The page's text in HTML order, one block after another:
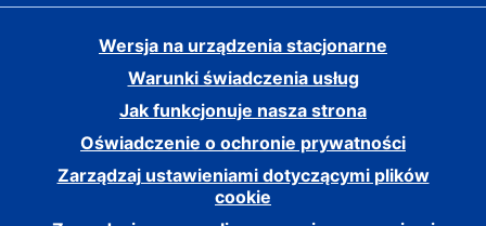
Wersja na urządzenia stacjonarne
Warunki świadczenia usług
Jak funkcjonuje nasza strona
Oświadczenie o ochronie prywatności
Zarządzaj ustawieniami dotyczącymi plików
cookie